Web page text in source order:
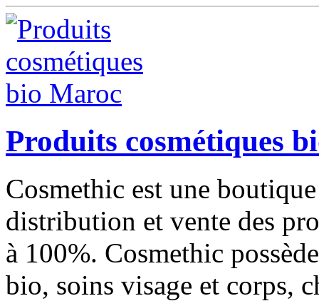
Produits cosmétiques
Cosmethic est une
distribution et vente des
à 100%. Cosmethic
bio, soins visage et corps,